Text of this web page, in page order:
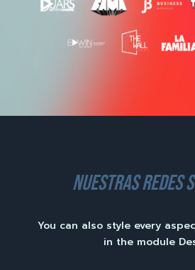
nuestras redes
You can also style every
in the module